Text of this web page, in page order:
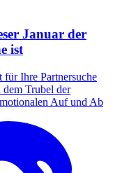
Januar der
ist
für Ihre Partnersuche
dem Trubel der
Auf und Ab